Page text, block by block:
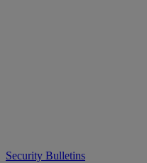
Security Bulletins